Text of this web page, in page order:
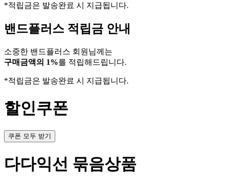
*적립금은 발송완료 시 지급됩니다.
밴드플러스 적립금 안내
소중한 밴드플러스 회원님께는
구매금액의 1%를 적립해드립니다.
*적립금은 발송완료 시 지급됩니다.
할인쿠폰
쿠폰 모두 받기
다다익선 묶음상품